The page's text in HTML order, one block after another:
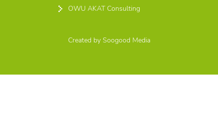
OWU AKAT Consulting
Created by Soogood Media